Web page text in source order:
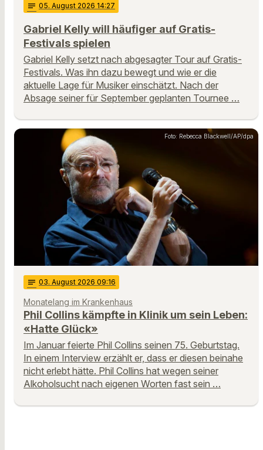
notes 05. August 2026 14:27
Gabriel Kelly will häufiger auf Gratis-
Festivals spielen
Gabriel Kelly setzt nach abgesagter Tour auf Gratis-
Festivals. Was ihn dazu bewegt und wie er die
aktuelle Lage für Musiker einschätzt. Nach der
Absage seiner für September geplanten Tournee …
Foto: Rebecca Blackwell/AP/dpa
notes 03. August 2026 09:16
Monatelang im Krankenhaus
Phil Collins kämpfte in Klinik um sein Leben:
«Hatte Glück»
Im Januar feierte Phil Collins seinen 75. Geburtstag.
In einem Interview erzählt er, dass er diesen beinahe
nicht erlebt hätte. Phil Collins hat wegen seiner
Alkoholsucht nach eigenen Worten fast sein …